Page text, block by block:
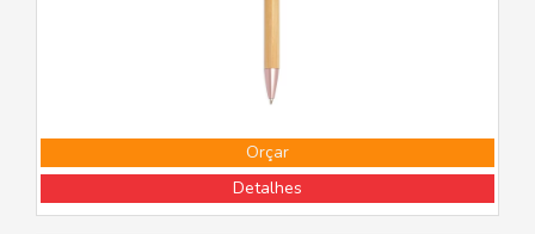
Orçar
Detalhes